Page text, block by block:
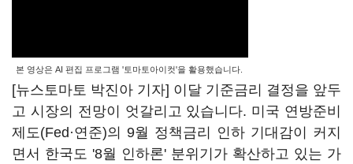
본 영상은 AI 편집 프로그램 '토마토아이컷'을 활용했습니다.
[뉴스토마토 박진아 기자] 이달 기준금리 결정을 앞두
고 시장의 전망이 엇갈리고 있습니다. 미국 연방준비
제도(Fed·연준)의 9월 정책금리 인하 기대감이 커지
면서 한국도 '8월 인하론' 분위기가 확산하고 있는 가